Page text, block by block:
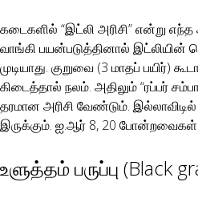
கடைகளில் “இட்லி அரிசி” என்று
வாங்கி பயன்படுத்தினால் இட்லியின்
முடியாது. குறுவை (3 மாதப் பயிர்)
கிடைத்தால் நலம். அதிலும் “ரப்பர்
தரமான அரிசி வேண்டும். இல்லாவிடில்
இருக்கும். ஐ.ஆர் 8, 20 போன்றவைகள்
உளுத்தம் பருப்பு (Black